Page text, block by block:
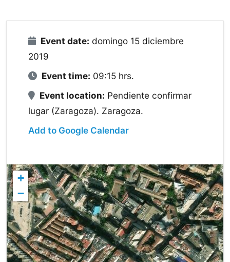
Event date: domingo 15 diciembre
2019
Event time: 09:15 hrs.
Event location: Pendiente confirmar
lugar (Zaragoza). Zaragoza.
Add to Google Calendar
+
−